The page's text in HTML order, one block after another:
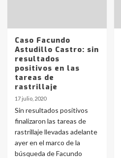
Caso Facundo
Astudillo Castro: sin
resultados
positivos en las
tareas de
rastrillaje
17 julio, 2020
Sin resultados positivos
finalizaron las tareas de
rastrillaje llevadas adelante
ayer en el marco de la
búsqueda de Facundo